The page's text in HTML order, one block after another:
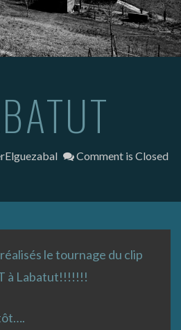
Comment is Closed
le tournage du clip
à Labatut!!!!!!!